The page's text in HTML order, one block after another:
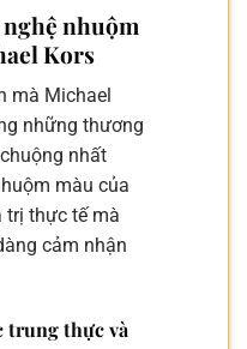
nhuộm
Kors
mà Michael
những thương
nhất
màu của
trị thực tế mà
cảm nhận
trung thực và